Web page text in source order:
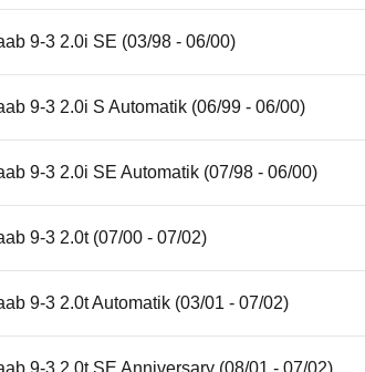
9-3 2.0i SE (03/98 - 06/00)
9-3 2.0i S Automatik (06/99 - 06/00)
9-3 2.0i SE Automatik (07/98 - 06/00)
9-3 2.0t (07/00 - 07/02)
9-3 2.0t Automatik (03/01 - 07/02)
9-3 2.0t SE Anniversary (08/01 - 07/02)